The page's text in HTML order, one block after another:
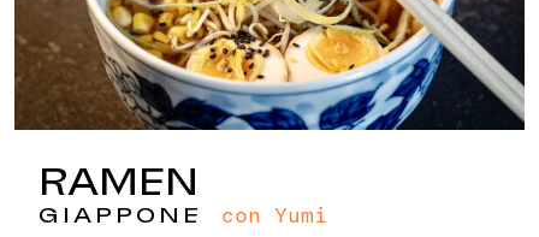
RAMEN
GIAPPONE con Yumi